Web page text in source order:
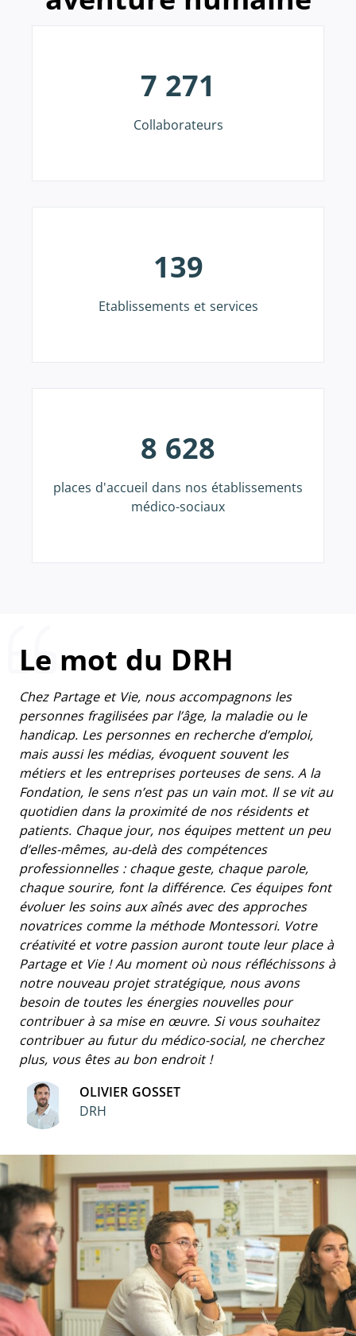
7 271
Collaborateurs
139
Etablissements et services
8 628
places d'accueil dans nos établissements
médico-sociaux
Le mot du DRH
Chez Partage et Vie, nous accompagnons les
personnes fragilisées par l’âge, la maladie ou le
handicap. Les personnes en recherche d’emploi,
mais aussi les médias, évoquent souvent les
métiers et les entreprises porteuses de sens. A la
Fondation, le sens n’est pas un vain mot. Il se vit au
quotidien dans la proximité de nos résidents et
patients. Chaque jour, nos équipes mettent un peu
d’elles-mêmes, au-delà des compétences
professionnelles : chaque geste, chaque parole,
chaque sourire, font la différence. Ces équipes font
évoluer les soins aux aînés avec des approches
novatrices comme la méthode Montessori. Votre
créativité et votre passion auront toute leur place à
Partage et Vie ! Au moment où nous réfléchissons à
notre nouveau projet stratégique, nous avons
besoin de toutes les énergies nouvelles pour
contribuer à sa mise en œuvre. Si vous souhaitez
contribuer au futur du médico-social, ne cherchez
plus, vous êtes au bon endroit !
OLIVIER GOSSET
DRH